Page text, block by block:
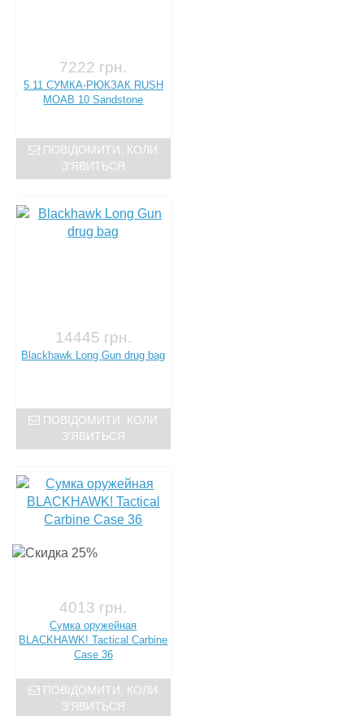
7222 грн.
5.11 СУМКА-РЮКЗАК RUSH
MOAB 10 Sandstone
ПОВІДОМИТИ, КОЛИ
З'ЯВИТЬСЯ
14445 грн.
Blackhawk Long Gun drug bag
ПОВІДОМИТИ, КОЛИ
З'ЯВИТЬСЯ
4013 грн.
Сумка оружейная
BLACKHAWK! Tactical Carbine
Case 36
ПОВІДОМИТИ, КОЛИ
З'ЯВИТЬСЯ